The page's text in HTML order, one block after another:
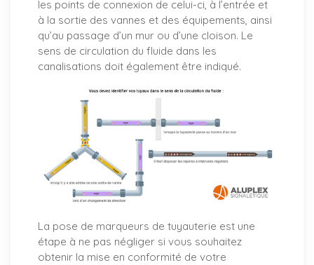
les points de connexion de celui-ci, à l’entrée et
à la sortie des vannes et des équipements, ainsi
qu’au passage d’un mur ou d’une cloison. Le
sens de circulation du fluide dans les
canalisations doit également être indiqué.
La pose de marqueurs de tuyauterie est une
étape à ne pas négliger si vous souhaitez
obtenir la mise en conformité de votre